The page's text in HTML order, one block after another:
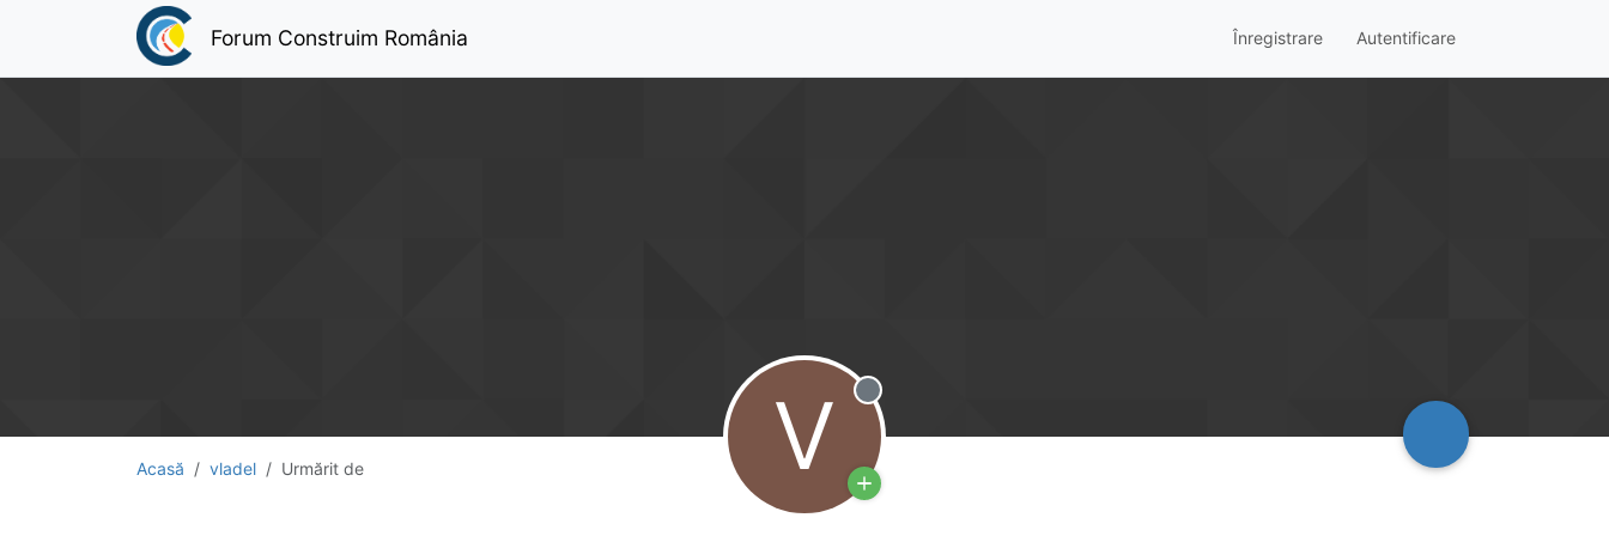
Forum Construim România Înregistrare Autentificare
Acasă vladel Urmărit de V Deconectat